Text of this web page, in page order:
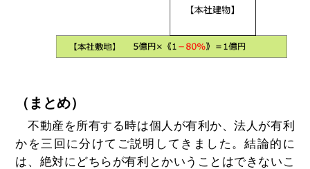
（まとめ）
不動産を所有する時は個人が有利か、法人が有利
かを三回に分けてご説明してきました。結論的に
は、絶対にどちらが有利とかいうことはできないこ